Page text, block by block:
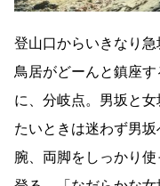
登山口からいきなり
鳥居がどーんと鎮座
に、分岐点。男坂と
たいときは迷わず男
腕、両脚をしっかり